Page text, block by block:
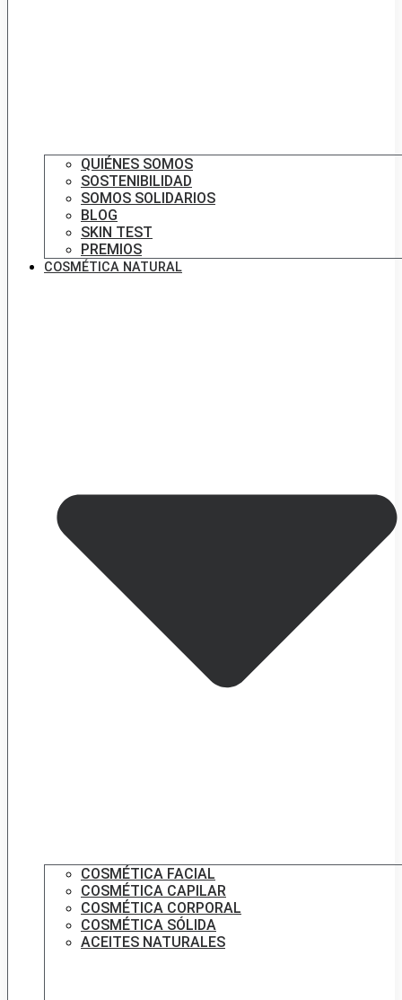
QUIÉNES SOMOS
SOSTENIBILIDAD
SOMOS SOLIDARIOS
BLOG
SKIN TEST
PREMIOS
COSMÉTICA NATURAL
COSMÉTICA FACIAL
COSMÉTICA CAPILAR
COSMÉTICA CORPORAL
COSMÉTICA SÓLIDA
ACEITES NATURALES